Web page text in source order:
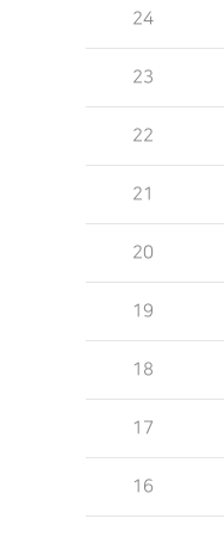
24
23
22
21
20
19
18
17
16